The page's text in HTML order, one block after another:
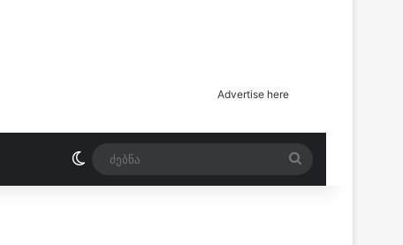
Advertise here
Switch skin